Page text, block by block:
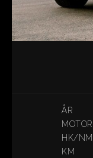
ÅR
MOTOR
HK/NM
KM